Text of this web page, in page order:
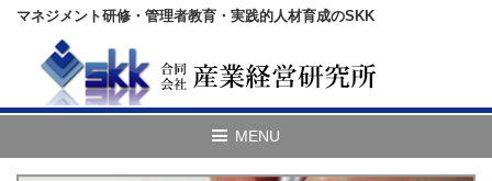
マネジメント研修・管理者教育・実践的人材育成のSKK